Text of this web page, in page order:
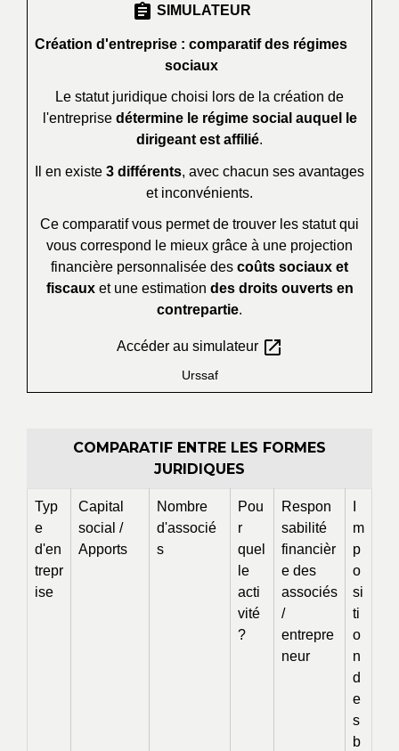
assignment SIMULATEUR
Création d'entreprise : comparatif des régimes
sociaux
Le statut juridique choisi lors de la création de
l'entreprise détermine le régime social auquel le
dirigeant est affilié.
Il en existe 3 différents, avec chacun ses avantages
et inconvénients.
Ce comparatif vous permet de trouver les statut qui
vous correspond le mieux grâce à une projection
financière personnalisée des coûts sociaux et
fiscaux et une estimation des droits ouverts en
contrepartie.
Accéder au simulateur open_in_new
Urssaf
COMPARATIF ENTRE LES FORMES
JURIDIQUES
Typ
e
d'en
trepr
ise
Capital
social /
Apports
Nombre
d'associé
s
Pou
r
quel
le
acti
vité
?
Respon
sabilité
financièr
e des
associés
/
entrepre
neur
m
p
o
si
ti
o
n
d
e
s
b